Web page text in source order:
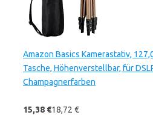
Amazon Basics Kamerastativ,
Tasche, Höhenverstellbar, für
Champagnerfarben
15,38 €18,72 €